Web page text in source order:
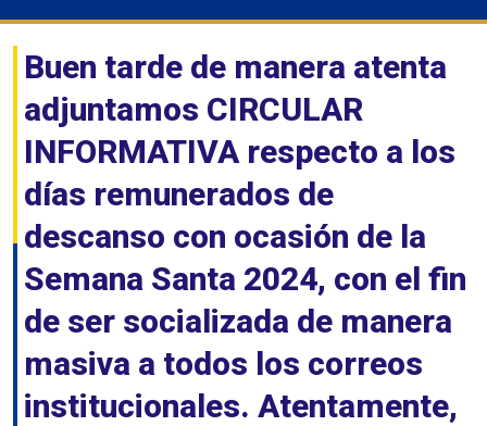
Buen tarde de manera atenta
adjuntamos CIRCULAR
INFORMATIVA respecto a los
días remunerados de
descanso con ocasión de la
Semana Santa 2024, con el fin
de ser socializada de manera
masiva a todos los correos
institucionales. Atentamente,